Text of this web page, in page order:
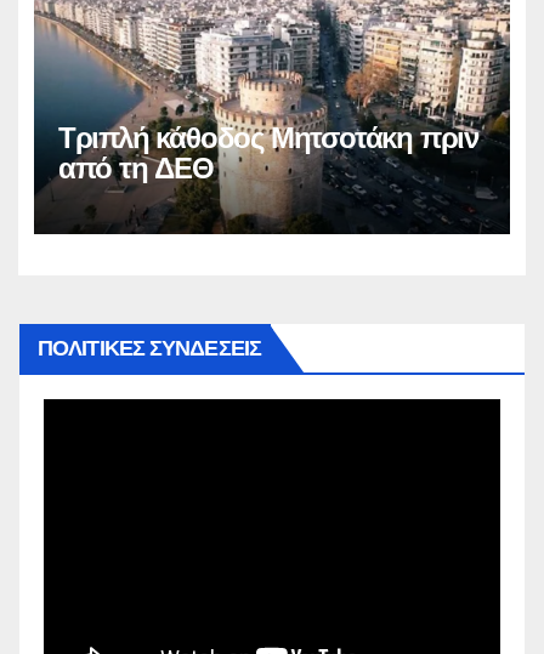
Τριπλή κάθοδος Μητσοτάκη πριν
από τη ΔΕΘ
ΠΟΛΙΤΙΚΕΣ ΣΥΝΔΕΣΕΙΣ